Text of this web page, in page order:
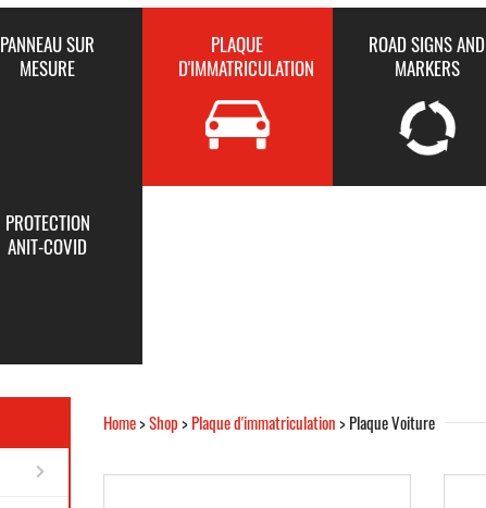
PANNEAU SUR
MESURE
PLAQUE
D'IMMATRICULATION
ROAD SIGNS AND
MARKERS
PROTECTION
ANIT-COVID
Home>Shop>Plaque d'immatriculation> Plaque Voiture